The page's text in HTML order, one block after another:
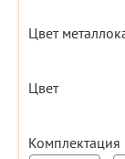
Цвет
Цвет
Комплектация